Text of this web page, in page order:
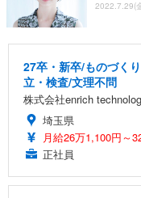
2022.7.29(
27卒・新卒/ものづく
立・検査/文理不問
株式会社enrich
埼玉県
月給26万1,100円～
正社員